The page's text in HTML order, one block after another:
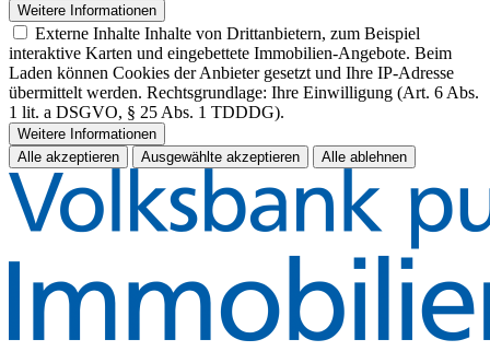
Weitere Informationen
Externe Inhalte Inhalte von Drittanbietern, zum Beispiel
interaktive Karten und eingebettete Immobilien-Angebote. Beim
Laden können Cookies der Anbieter gesetzt und Ihre IP-Adresse
übermittelt werden. Rechtsgrundlage: Ihre Einwilligung (Art. 6 Abs.
1 lit. a DSGVO, § 25 Abs. 1 TDDDG).
Weitere Informationen
Alle akzeptieren
Ausgewählte akzeptieren Alle ablehnen